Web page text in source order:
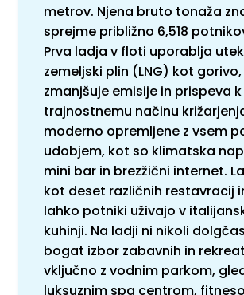
metrov. Njena bruto tonaža
sprejme približno 6,518
Prva ladja v floti uporablja
zemeljski plin (LNG) kot
zmanjšuje emisije in prispeva
trajnostnemu načinu
moderno opremljene z vsem
udobjem, kot so klimatska
mini bar in brezžični internet.
kot deset različnih restavracij
lahko potniki uživajo v
kuhinji. Na ladji ni nikoli
bogat izbor zabavnih in
vključno z vodnim parkom,
luksuznim spa centrom,